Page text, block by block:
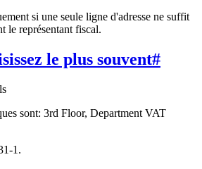
si une seule ligne d'adresse ne suffit
le représentant fiscal.
le plus souvent#
sont: 3rd Floor, Department VAT
1.